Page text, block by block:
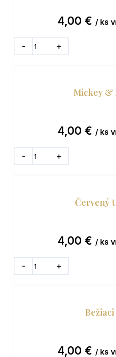
4,00 € / ks
-
1.sv.prijímanie+
Mickey &
4,00 € / ks
-
Mickey
&
+
Červený
4,00 € / ks
-
Červený
traktor
+
4,00 € / ks